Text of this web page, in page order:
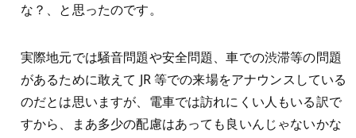
な？、と思ったのです。
実際地元では騒音問題や安全問題、車での渋滞等の問題
があるために敢えて JR 等での来場をアナウンスしている
のだとは思いますが、電車では訪れにくい人もいる訳で
すから、まあ多少の配慮はあっても良いんじゃないかな